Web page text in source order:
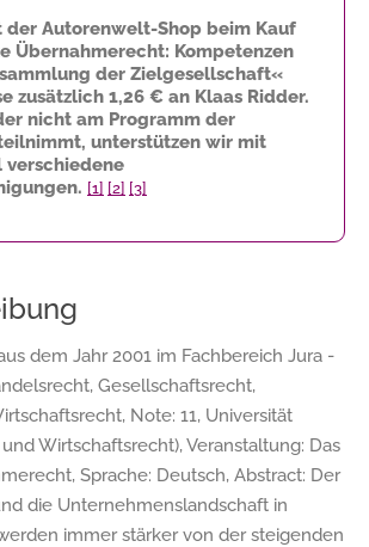
der Autorenwelt-Shop beim Kauf
Übernahmerecht: Kompetenzen
der Zielgesellschaft«
zusätzlich 1,26 € an Klaas Ridder.
nicht am Programm der
unterstützen wir mit
verschiedene
[1] [2] [3]
dem Jahr 2001 im Fachbereich Jura -
Gesellschaftsrecht,
Note: 11, Universität
Wirtschaftsrecht), Veranstaltung: Das
Sprache: Deutsch, Abstract: Der
die Unternehmenslandschaft in
immer stärker von der steigenden